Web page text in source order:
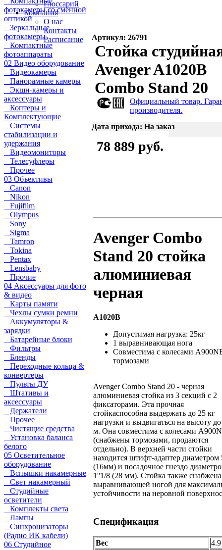
Глоссарий
Компания
О нас
Контакты
Расписание
фотокамеры со сменной
оптикой
Зеркальные
фотокамеры
Компактные
фотоаппараты
02 Видео оборудование
Видеокамеры
Панорамные камеры
Экшн-камеры и
аксессуары
Коптеры и
Комплектующие
Системы
стабилизации и
удержания
Видеомониторы
Телесуфлеры
Прочее
03 Объективы
Canon
Nikon
Fujifilm
Olympus
Sony
Sigma
Tamron
Tokina
Pentax
Lensbaby
Прочие
04 Аксессуары для фото
& видео
Карты памяти
Чехлы сумки ремни
Аккумуляторы &
зарядки
Батарейные блоки
Фильтры
Бленды
Переходные кольца &
конвертеры
Пульты ДУ
Штативы и
аксессуары
Держатели
Прочее
Чистящие средства
Установка баланса
белого
05 Осветительное
оборудование
Вспышки накамерные
Свет накамерный
Студийные
осветители
Комплекты света
Лампы
Синхронизаторы
(Радио ИК кабели)
06 Студийное
Артикул: 26791
Стойка
Avenger A1020B
Combo Stand 20
Официальный товар.
производителя.
Дата прихода: На заказ
78 889 руб.
Avenger Combo
Stand 20 стойка
алюминиевая
черная
A1020B
Допустимая нагрузка: 25кг
1 выравнивающая нога
Совместима с колесами
тормозами
Avenger Combo Stand 20 - черная
алюминиевая стойка из 3 секций с 2
фиксаторами. Эта прочная
стойкаспособна выдержать до 25 кг
нагрузки и выдвигаться на высоту
м. Она совместима с колесами
(снабжены тормозами, продаются
отдельно). В верхней части стойки
находится штифт-адаптер диаметром
(16мм) и посадочное гнездо
1''1/8 (28 мм). Стойка также
выравнивающей ногой для
устойчивости на неровной
Спецификация
Вес